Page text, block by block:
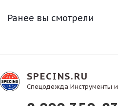
Ранее вы смотрели
SPECINS.RU
Спецодежда Инструменты